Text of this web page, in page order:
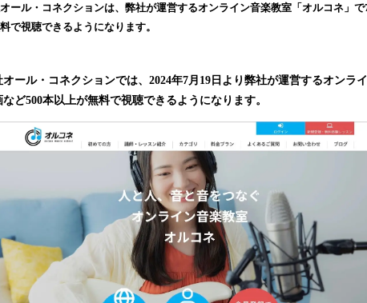
ール・コネクションは、弊社が運営するオンライン音楽教室「オルコネ」
で視聴できるようになります。
オール・コネクションでは、2024年7月19日より弊社が運営するオンラ
など500本以上が無料で視聴できるようになります。